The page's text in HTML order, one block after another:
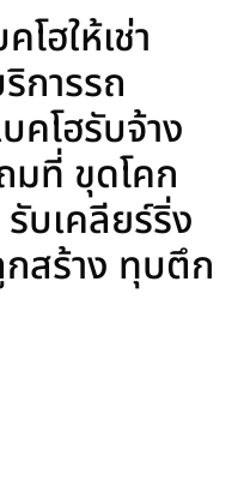
ฮให้เช่า
การรถ
คโฮรับจ้าง
มที่ ขุดโคก
บเคลียร์ริ่ง
สร้าง ทุบตึก